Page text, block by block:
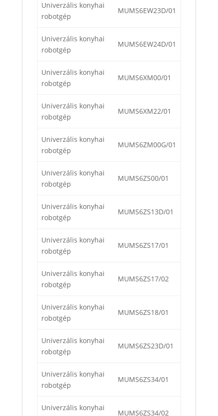
Univerzális konyhai
robotgép
MUMS6EW23D/01
Univerzális konyhai
robotgép
MUMS6EW24D/01
Univerzális konyhai
robotgép
MUMS6XM00/01
Univerzális konyhai
robotgép
MUMS6XM22/01
Univerzális konyhai
robotgép
MUMS6ZM00G/01
Univerzális konyhai
robotgép
MUMS6ZS00/01
Univerzális konyhai
robotgép
MUMS6ZS13D/01
Univerzális konyhai
robotgép
MUMS6ZS17/01
Univerzális konyhai
robotgép
MUMS6ZS17/02
Univerzális konyhai
robotgép
MUMS6ZS18/01
Univerzális konyhai
robotgép
MUMS6ZS23D/01
Univerzális konyhai
robotgép
MUMS6ZS34/01
Univerzális konyhai
MUMS6ZS34/02